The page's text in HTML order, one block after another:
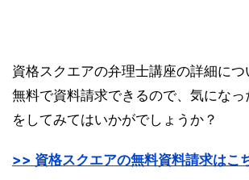
資格スクエアの弁理士講座の詳細につ
無料で資料請求できるので、気にな
をしてみてはいかがでしょうか？
>> 資格スクエアの無料資料請求はこ